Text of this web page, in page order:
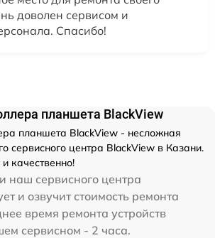
доволен сервисом и
Спасибо!
планшета BlackView
планшета BlackView - несложная
сервисного центра BlackView в Казани.
качественно!
наш сервисного центра
и озвучит стоимость ремонта
время ремонта устройств
сервисном - 2 часа.